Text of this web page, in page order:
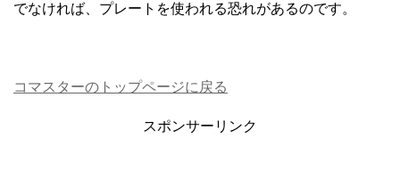
でなければ、プレートを使われる恐れがあるのです。
コマスターのトップページに戻る
スポンサーリンク